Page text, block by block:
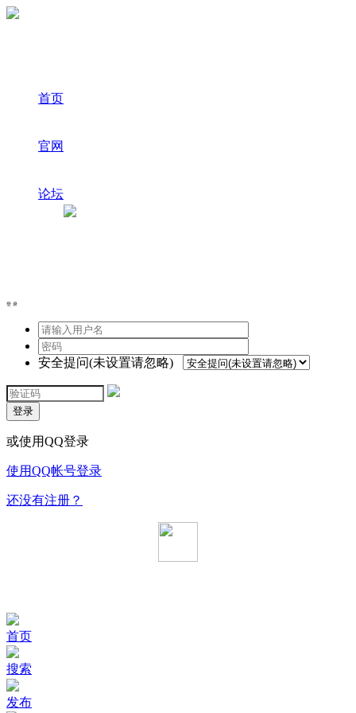
首页
官网
论坛
登录
安全提问(未设置请忽略)
登录
或使用QQ登录
使用QQ帐号登录
还没有注册？
首页
搜索
发布